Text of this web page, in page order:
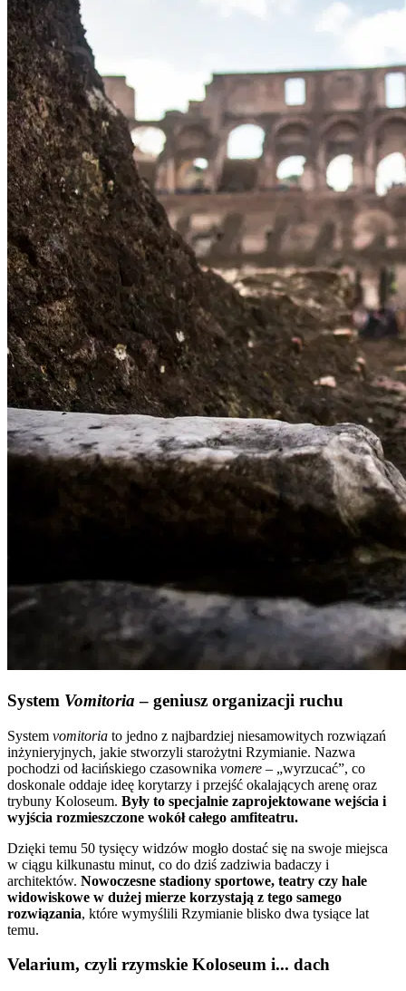
System Vomitoria – geniusz organizacji ruchu
System vomitoria to jedno z najbardziej niesamowitych rozwiązań
inżynieryjnych, jakie stworzyli starożytni Rzymianie. Nazwa
pochodzi od łacińskiego czasownika vomere – „wyrzucać”, co
doskonale oddaje ideę korytarzy i przejść okalających arenę oraz
trybuny Koloseum. Były to specjalnie zaprojektowane wejścia i
wyjścia rozmieszczone wokół całego amfiteatru.
Dzięki temu 50 tysięcy widzów mogło dostać się na swoje miejsca
w ciągu kilkunastu minut, co do dziś zadziwia badaczy i
architektów. Nowoczesne stadiony sportowe, teatry czy hale
widowiskowe w dużej mierze korzystają z tego samego
rozwiązania, które wymyślili Rzymianie blisko dwa tysiące lat
temu.
Velarium, czyli rzymskie Koloseum i... dach